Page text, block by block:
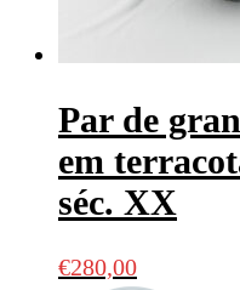
Par de
em
séc. XX
€280,00